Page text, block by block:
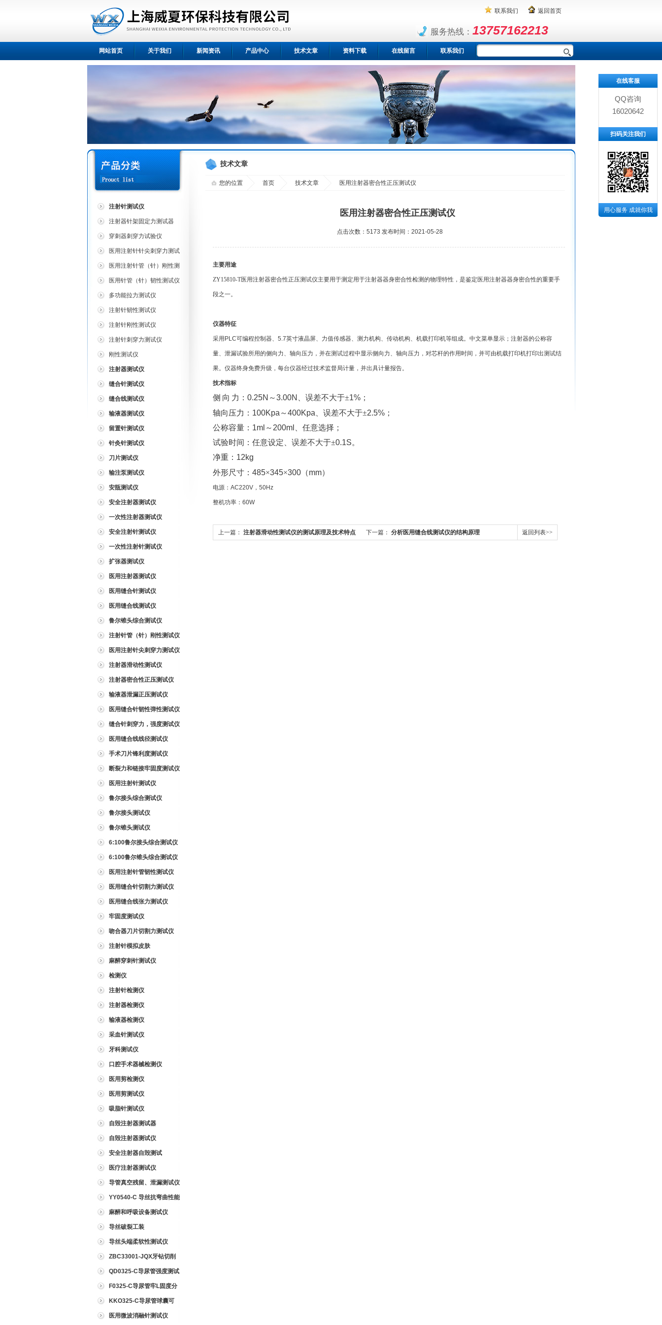
联系我们 返回首页
服务热线： 13757162213
网站首页 关于我们 新闻资讯 产品中心 技术文章 资料下载 在线留言 联系我们
注射针测试仪
注射器针架固定力测试器
穿刺器刺穿力试验仪
医用注射针针尖刺穿力测试
仪
医用注射针管（针）刚性测
试仪
医用针管（针）韧性测试仪
多功能拉力测试仪
注射针韧性测试仪
注射针刚性测试仪
注射针刺穿力测试仪
刚性测试仪
注射器测试仪
缝合针测试仪
缝合线测试仪
输液器测试仪
留置针测试仪
针灸针测试仪
刀片测试仪
输注泵测试仪
安瓿测试仪
安全注射器测试仪
一次性注射器测试仪
安全注射针测试仪
一次性注射针测试仪
扩张器测试仪
医用注射器测试仪
医用缝合针测试仪
医用缝合线测试仪
鲁尔锥头综合测试仪
注射针管（针）刚性测试仪
医用注射针尖刺穿力测试仪
注射器滑动性测试仪
注射器密合性正压测试仪
输液器泄漏正压测试仪
医用缝合针韧性弹性测试仪
缝合针刺穿力，强度测试仪
医用缝合线线径测试仪
手术刀片锋利度测试仪
断裂力和链接牢固度测试仪
医用注射针测试仪
鲁尔接头综合测试仪
鲁尔接头测试仪
鲁尔锥头测试仪
6:100鲁尔接头综合测试仪
6:100鲁尔锥头综合测试仪
医用注射针管韧性测试仪
医用缝合针切割力测试仪
医用缝合线张力测试仪
牢固度测试仪
吻合器刀片切割力测试仪
注射针模拟皮肤
麻醉穿刺针测试仪
检测仪
注射针检测仪
注射器检测仪
输液器检测仪
采血针测试仪
牙科测试仪
口腔手术器械检测仪
医用剪检测仪
医用剪测试仪
吸脂针测试仪
自毁注射器测试器
自毁注射器测试仪
安全注射器自毁测试
医疗注射器测试仪
导管真空残留、泄漏测试仪
YY0540-C 导丝抗弯曲性能
测试仪麻醉和呼吸设备测试仪
导丝破裂工装
导丝头端柔软性测试仪
ZBC33001-JQX牙钻切削
试验仪QD0325-C导尿管强度测试
仪
F0325-C导尿管牢L固度分
离力测试仪
KKO325-C导尿管球囊可
靠性测试仪
医用微波消融针测试仪
技术文章
您的位置 首页 技术文章 医用注射器密合性正压测试仪
医用注射器密合性正压测试仪
点击次数：5173 发布时间：2021-05-28
主要用途
ZY15810-T医用注射器密合性正压测试仪主要用于测定用于注射器器身密合性检测的物理特性，是鉴定医用注射器器身密合性的重要手
段之一。
仪器特征
采用PLC可编程控制器、5.7英寸液晶屏、力值传感器、测力机构、传动机构、机载打印机等组成。中文菜单显示；注射器的公称容
量、泄漏试验所用的侧向力、轴向压力，并在测试过程中显示侧向力、轴向压力，对芯杆的作用时间，并可由机载打印机打印出测试结
果。仪器终身免费升级，每台仪器经过技术监督局计量，并出具计量报告。
技术指标
侧 向 力： 0.25N ～3.00N 、误差不大于±1%；
轴向压力： 100Kpa ～400Kpa 、误差不大于±2.5%；
公称容量： 1ml ～ 200ml
、任意选择；
试验时间：任意设定、误差不大于±0.1S。
净重： 12kg
外形尺寸： 485×345×300（mm）
电源：AC220V，50Hz
整机功率：60W
上一篇： 注射器滑动性测试仪的测试原理及技术特点 下一篇： 分析医用缝合线测试仪的结构原理 返回列表>>
在线客服
QQ咨询
16020642
扫码关注我们
用心服务 成就你我